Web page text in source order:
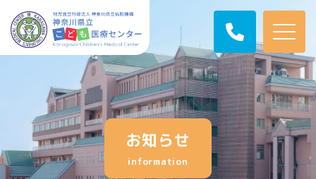
お知らせ
information